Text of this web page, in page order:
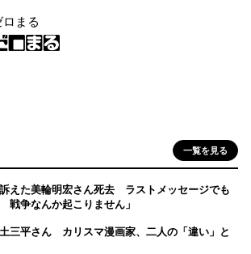
ロまる
一覧を見る
えた美輪明宏さん死去 ラストメッセージでも
争なんか起こりません」
三平さん カリスマ漫画家、二人の「違い」と